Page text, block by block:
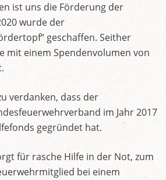
ist uns die Förderung der
wurde der
geschaffen. Seither
mit einem Spendenvolumen von
verdanken, dass der
im Jahr 2017
gegründet hat.
für rasche Hilfe in der Not, zum
bei einem